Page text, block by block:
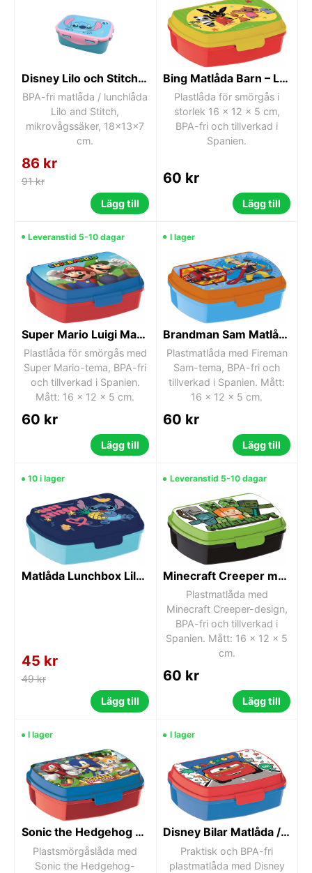
Disney Lilo och Stitch Lunchlåda / Matlåda
BPA-fri matlåda / lunchlåda
Lilo and Stitch,
mikrovågssäker, 18x13x7
cm.
86 kr
91 kr
Lägg till
Bing Matlåda Barn – Lunchlåda – Sandwichbox Förskola
Plastlåda för smörgås i
storlek 16 x 12 x 5 cm,
BPA-fri och tillverkad i
Spanien.
60 kr
Lägg till
Leveranstid 5-10 dagar
Super Mario Luigi Matlåda / Lunchlåda
Plastlåda för smörgås med
Super Mario-tema, BPA-fri
och tillverkad i Spanien.
Mått: 16 x 12 x 5 cm.
60 kr
Lägg till
I lager
Brandman Sam Matlåda 17 cm – Lunchlåda
Plastmatlåda med Fireman
Sam-tema, BPA-fri och
tillverkad i Spanien. Mått:
16 x 12 x 5 cm.
60 kr
Lägg till
10 i lager
Matlåda Lunchbox Lilo och Stitch
45 kr
49 kr
Lägg till
Leveranstid 5-10 dagar
Minecraft Creeper matlåda / lunchlåda
Plastmatlåda med
Minecraft Creeper-design,
BPA-fri och tillverkad i
Spanien. Mått: 16 x 12 x 5
cm.
60 kr
Lägg till
I lager
Sonic the Hedgehog Matlåda – Lunchbox för Barn
Plastsmörgåslåda med
Sonic the Hedgehog-
I lager
Disney Bilar Matlåda / Lunchlåda
Praktisk och BPA-fri
plastmatlåda med Disney